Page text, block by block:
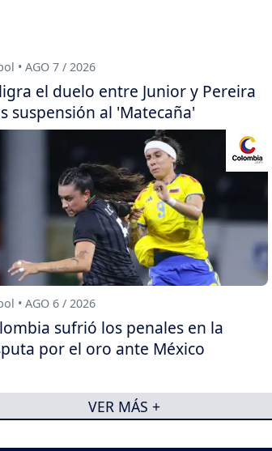
• AGO 7 / 2026
el duelo entre Junior y Pereira
suspensión al 'Matecaña'
• AGO 6 / 2026
sufrió los penales en la
por el oro ante México
VER MÁS +